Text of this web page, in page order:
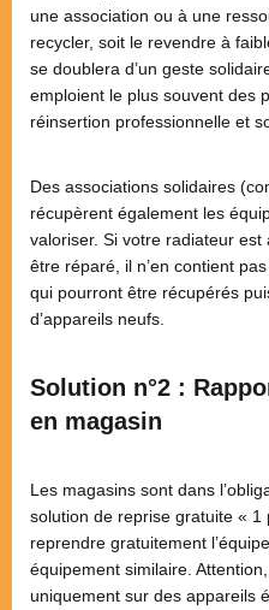
une association ou à une
recycler, soit le revendre à
se doublera d’un geste
emploient le plus souvent des
réinsertion professionnelle et
Des associations solidaires
récupèrent également les
valoriser. Si votre radiateur
être réparé, il n’en contient
qui pourront être récupérés
d’appareils neufs.
Solution n°2 :
en magasin
Les magasins sont dans
solution de reprise gratuite «
reprendre gratuitement
équipement similaire.
uniquement sur des appareils